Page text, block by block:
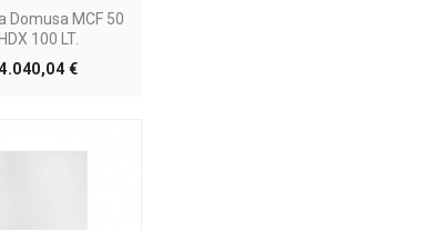
Domusa MCF 50
HDX 100 LT.
€Precio